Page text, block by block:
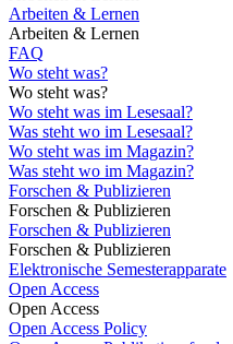
Arbeiten & Lernen
Arbeiten & Lernen
FAQ
Wo steht was?
Wo steht was?
Wo steht was im Lesesaal?
Was steht wo im Lesesaal?
Wo steht was im Magazin?
Was steht wo im Magazin?
Forschen & Publizieren
Forschen & Publizieren
Forschen & Publizieren
Forschen & Publizieren
Elektronische Semesterapparate
Open Access
Open Access
Open Access Policy